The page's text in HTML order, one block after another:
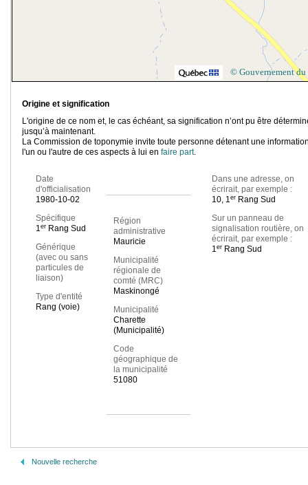
© Gouvernement du
Origine et signification
L'origine de ce nom et, le cas échéant, sa signification n’ont pu être
jusqu’à maintenant.
La Commission de toponymie invite toute personne détenant une
l'un ou l'autre de ces aspects à lui en faire part.
Date
d'officialisation
1980-10-02
Spécifique
1er Rang Sud
Générique
(avec ou sans
particules de
liaison)
Type d'entité
Rang (voie)
Région
administrative
Mauricie
Municipalité
régionale de
comté (MRC)
Maskinongé
Municipalité
Charette
(Municipalité)
Code
géographique de
la municipalité
51080
Dans une adresse, on
écrirait, par exemple :
10, 1erRang Sud
Sur un panneau de
signalisation routière, on
écrirait, par exemple :
1erRang Sud
Nouvelle recherche